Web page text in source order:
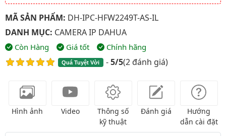
MÃ SẢN PHẨM: DH-IPC-HFW2249T-AS-IL
DANH MỤC: CAMERA IP DAHUA
Còn Hàng Giá tốt Chính hãng
Quá Tuyệt Vời -5/5(2 đánh giá)
Hình ảnh Video
Thông số
kỹ thuật
Đánh giá
Hướng
dẫn cài đặt